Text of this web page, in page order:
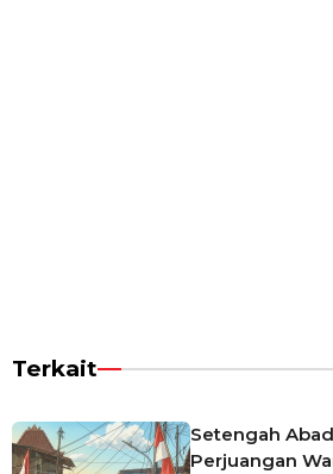
Terkait
Setengah
Perjuangan